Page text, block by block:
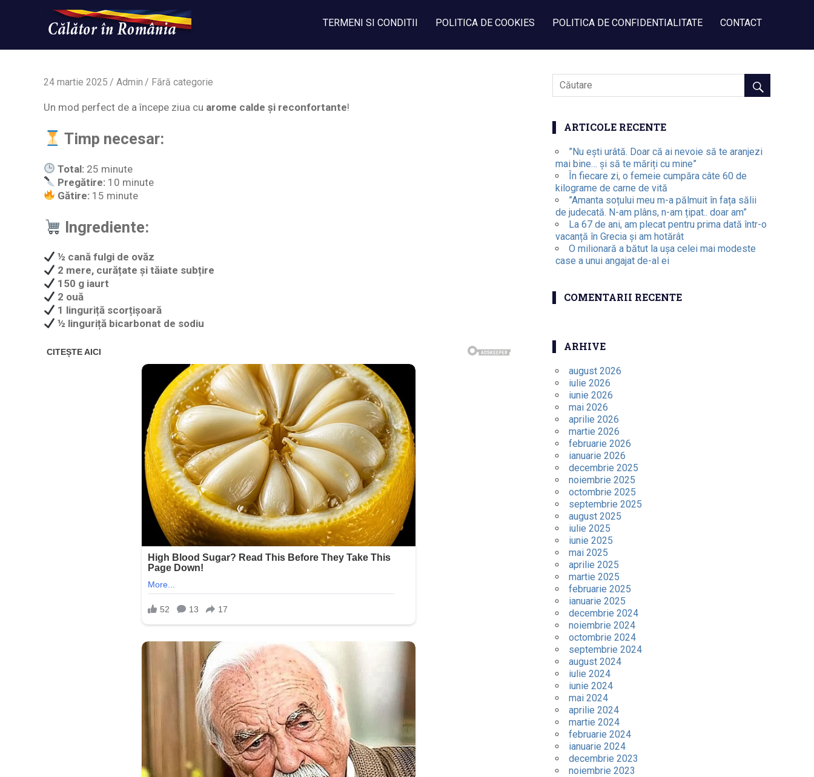
Calatorinromania
WordPress
TERMENI SI CONDITII POLITICA DE COOKIES POLITICA DE CONFIDENTIALITATE CONTACT
24 martie 2025 Admin Fără categorie
Un mod perfect de a începe ziua cu arome calde și reconfortante!
Timp necesar:
Total: 25 minute
Pregătire: 10 minute
Gătire: 15 minute
Ingrediente:
½ cană fulgi de ovăz
2 mere, curățate și tăiate subțire
150 g iaurt
2 ouă
1 linguriță scorțișoară
½ linguriță bicarbonat de sodiu
ARTICOLE RECENTE
”Nu ești urâtă. Doar că ai nevoie să te aranjezi
mai bine… și să te măriți cu mine”
În fiecare zi, o femeie cumpăra câte 60 de
kilograme de carne de vită
”Amanta soțului meu m-a pălmuit în fața sălii
de judecată. N-am plâns, n-am țipat.. doar am”
La 67 de ani, am plecat pentru prima dată într-o
vacanță în Grecia și am hotărât
O milionară a bătut la ușa celei mai modeste
case a unui angajat de-al ei
COMENTARII RECENTE
ARHIVE
august 2026
iulie 2026
iunie 2026
mai 2026
aprilie 2026
martie 2026
februarie 2026
ianuarie 2026
decembrie 2025
noiembrie 2025
octombrie 2025
septembrie 2025
august 2025
iulie 2025
iunie 2025
mai 2025
aprilie 2025
martie 2025
februarie 2025
ianuarie 2025
decembrie 2024
noiembrie 2024
octombrie 2024
septembrie 2024
august 2024
iulie 2024
iunie 2024
mai 2024
aprilie 2024
martie 2024
februarie 2024
ianuarie 2024
decembrie 2023
noiembrie 2023